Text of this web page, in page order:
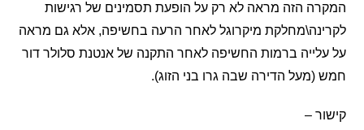
הזה מראה לא רק על הופעת תסמינים של רגישות
מיקרוגל לאחר הרעה בחשיפה, אלא גם מראה
ברמות החשיפה לאחר התקנה של אנטנת סלולר דור
הדירה שבה גרו בני הזוג).